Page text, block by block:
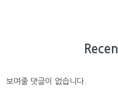
보여줄 댓글이 없습니다.